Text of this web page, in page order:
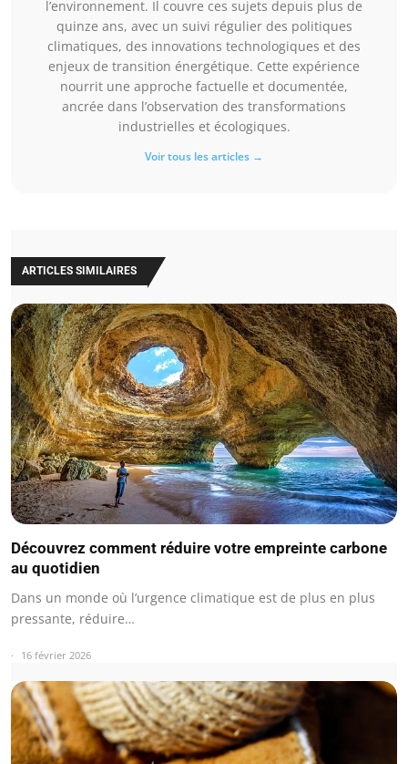
l’environnement. Il couvre ces sujets depuis plus de
quinze ans, avec un suivi régulier des politiques
climatiques, des innovations technologiques et des
enjeux de transition énergétique. Cette expérience
nourrit une approche factuelle et documentée,
ancrée dans l’observation des transformations
industrielles et écologiques.
Voir tous les articles →
ARTICLES SIMILAIRES
Découvrez comment réduire votre empreinte carbone
au quotidien
Dans un monde où l’urgence climatique est de plus en plus
pressante, réduire…
16 février 2026